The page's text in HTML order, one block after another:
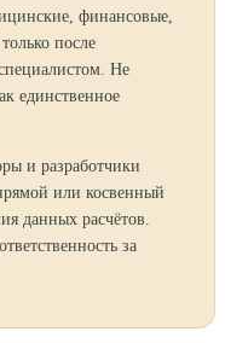
финансовые,
после
Не
единственное
и разработчики
или косвенный
данных расчётов.
за